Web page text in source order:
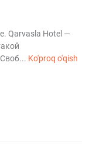
Qarvasla Hotel —
Ko'proq o'qish